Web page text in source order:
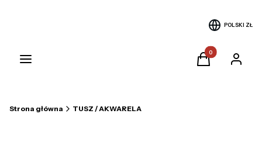
POLSKI ZŁ
Menu Produkty w
Koszyk Zaloguj
Strona główna TUSZ / AKWARELA